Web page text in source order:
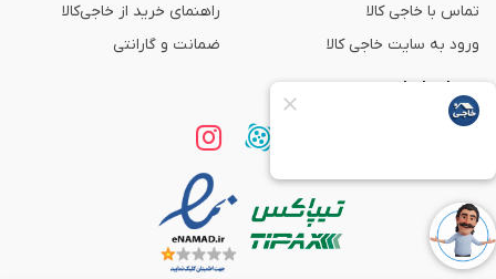
تماس با خاجی کالا
ورود به سایت خاجی‌ کالا
راهنمای خرید از خاجی‌کالا
ضمانت و گارانتی
همراه با ما